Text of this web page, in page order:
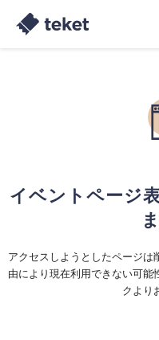
イベントページ
アクセスしようとしたページは
由により現在利用できない可能
クより